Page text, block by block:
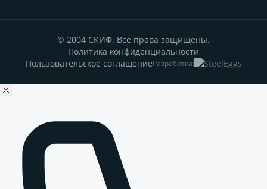
© 2004 СКИФ. Все права защищены.
Политика конфиденциальности
Пользовательское соглашениеРазработка: